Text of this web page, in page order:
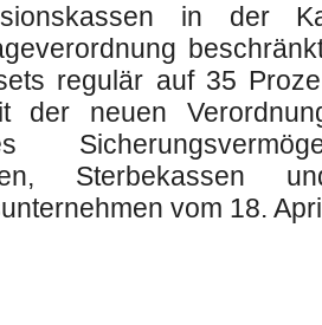
in der
regulär auf 35
der neuen
Sterbekassen
vom 18.